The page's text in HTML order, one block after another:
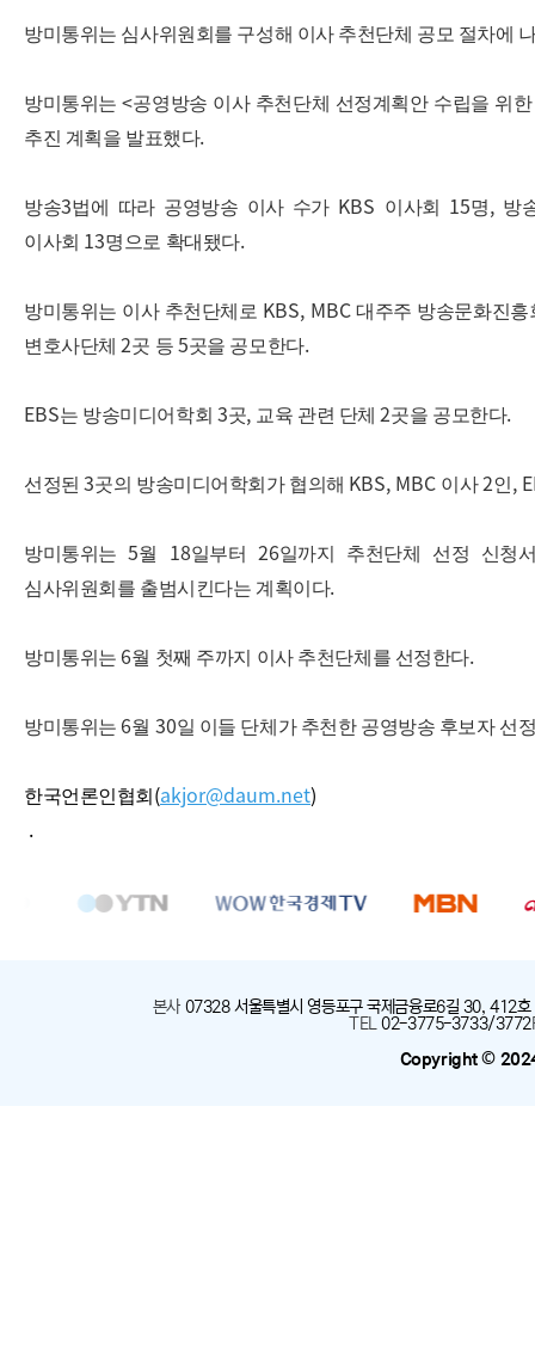
방미통위는 심사위원회를 구성해 이사 추천단체 공모 절차에
방미통위는<공영방송 이사 추천단체 선정계획안 수립을 위
추진 계획을 발표했다.
방송3법에 따라 공영방송 이사 수가 KBS 이사회 15명, 방
이사회 13명으로 확대됐다.
방미통위는 이사 추천단체로 KBS, MBC대주주 방송문화진흥
변호사단체2곳 등 5곳을 공모한다.
EBS는 방송미디어학회 3곳, 교육 관련 단체2곳을 공모한다.
선정된3곳의 방송미디어학회가 협의해 KBS, MBC 이사2인,
방미통위는5월 18일부터 26일까지 추천단체 선정 신청
심사위원회를 출범시킨다는 계획이다.
방미통위는 6월 첫째 주까지 이사 추천단체를 선정한다.
방미통위는 6월 30일 이들 단체가 추천한 공영방송 후보자 선
한국언론인협회 (akjor@daum.net)
.
본사 07328 서울특별시 영등포구 국제금융로6길 30, 412호
TEL
:02-3775-3733/3772
Copyright © 2024